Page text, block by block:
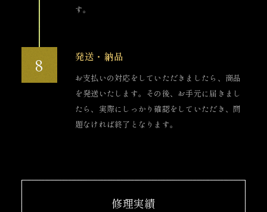
す。
発送・納品
お支払いの対応をしていただきましたら、商品
を発送いたします。その後、お手元に届きまし
たら、実際にしっかり確認をしていただき、問
題なければ終了となります。
修理実績